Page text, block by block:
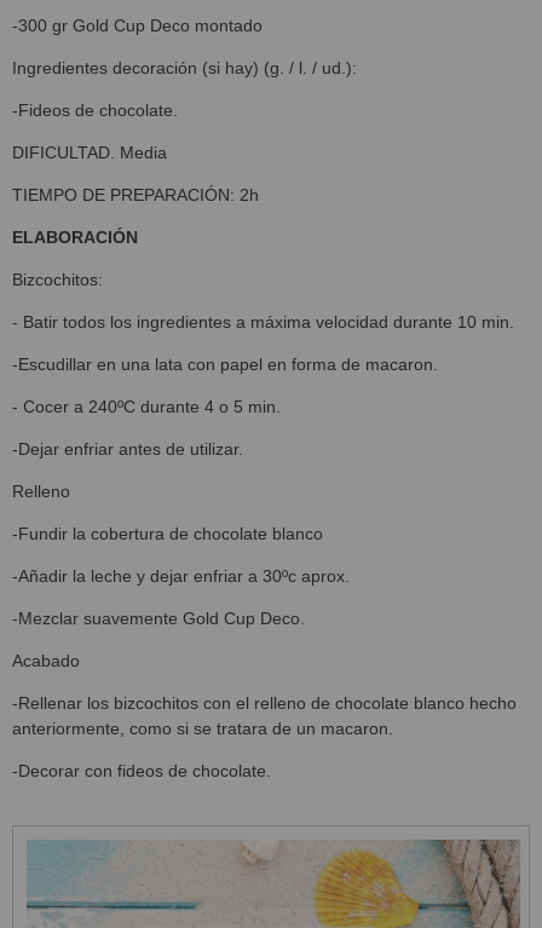
-300 gr Gold Cup Deco montado
Ingredientes decoración (si hay) (g. / l. / ud.):
-Fideos de chocolate.
DIFICULTAD. Media
TIEMPO DE PREPARACIÓN: 2h
ELABORACIÓN
Bizcochitos:
- Batir todos los ingredientes a máxima velocidad durante 10 min.
-Escudillar en una lata con papel en forma de macaron.
- Cocer a 240ºC durante 4 o 5 min.
-Dejar enfriar antes de utilizar.
Relleno
-Fundir la cobertura de chocolate blanco
-Añadir la leche y dejar enfriar a 30ºc aprox.
-Mezclar suavemente Gold Cup Deco.
Acabado
-Rellenar los bizcochitos con el relleno de chocolate blanco hecho
anteriormente, como si se tratara de un macaron.
-Decorar con fideos de chocolate.